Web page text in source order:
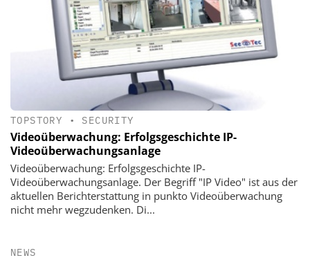
TOPSTORY • SECURITY
Videoüberwachung: Erfolgsgeschichte IP-
Videoüberwachungsanlage
Videoüberwachung: Erfolgsgeschichte IP-
Videoüberwachungsanlage. Der Begriff "IP Video" ist aus der
aktuellen Berichterstattung in punkto Videoüberwachung
nicht mehr wegzudenken. Di...
NEWS